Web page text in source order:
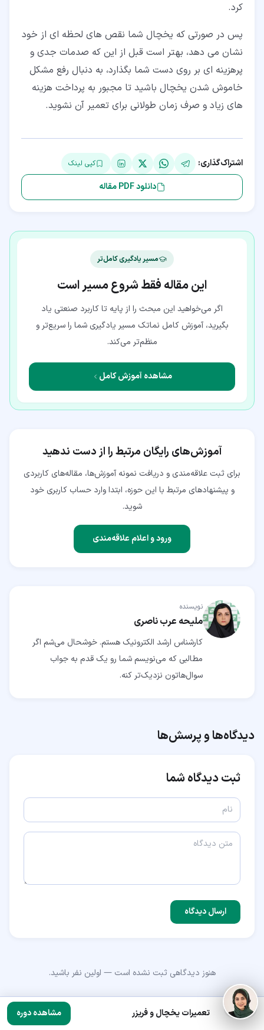
کرد.
پس در صورتی که یخچال شما نقص های لحظه ای از خود
نشان می دهد، بهتر است قبل از این که صدمات جدی و
پرهزینه ای بر روی دست شما بگذارد، به دنبال رفع مشکل
خاموش شدن یخچال باشید تا مجبور به پرداخت هزینه
های زیاد و صرف زمان طولانی برای تعمیر آن نشوید.
اشتراک‌گذاری: کپی لینک
دانلود PDF مقاله
مسیر یادگیری کامل‌تر
این مقاله فقط شروع مسیر است
اگر می‌خواهید این مبحث را از پایه تا کاربرد صنعتی یاد
بگیرید، آموزش کامل نماتک مسیر یادگیری شما را سریع‌تر و
منظم‌تر می‌کند.
مشاهده آموزش کامل
آموزش‌های رایگان مرتبط را از دست ندهید
برای ثبت علاقه‌مندی و دریافت نمونه آموزش‌ها، مقاله‌های کاربردی
و پیشنهادهای مرتبط با این حوزه، ابتدا وارد حساب کاربری خود
شوید.
ورود و اعلام علاقه‌مندی
نویسنده
ملیحه عرب ناصری
کارشناس ارشد الکترونیک هستم. خوشحال می‌شم اگر
مطالبی که می‌نویسم شما رو یک قدم به جواب
سوال‌هاتون نزدیک‌تر کنه.
دیدگاه‌ها و پرسش‌ها
ثبت دیدگاه شما
ارسال دیدگاه
هنوز دیدگاهی ثبت نشده است — اولین نفر باشید.
تعمیرات یخچال و فریزر مشاهده دوره